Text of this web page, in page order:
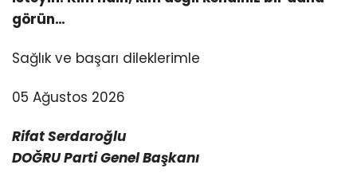
görün…
Sağlık ve başarı dileklerimle
05 Ağustos 2026
Rifat Serdaroğlu
DOĞRU Parti Genel Başkanı